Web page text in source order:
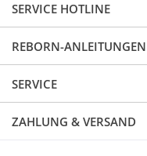
SERVICE HOTLINE
REBORN-ANLEITUNGEN
SERVICE
ZAHLUNG & VERSAND